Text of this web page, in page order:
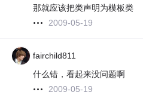
那就应该把类声明为模板类
2009-05-19
fairchild811
什么错，看起来没问题啊
2009-05-19